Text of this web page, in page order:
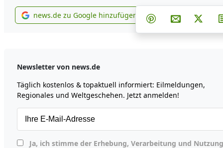
news.de zu Google hinzufügen
news.de zu Google hinzufügen Teilen aufTeilen
Teilen aufPer E-Mail
Newsletter von news.de
Täglich kostenlos & topaktuell informiert: Eilmeldungen,
Regionales und Weltgeschehen. Jetzt anmelden!